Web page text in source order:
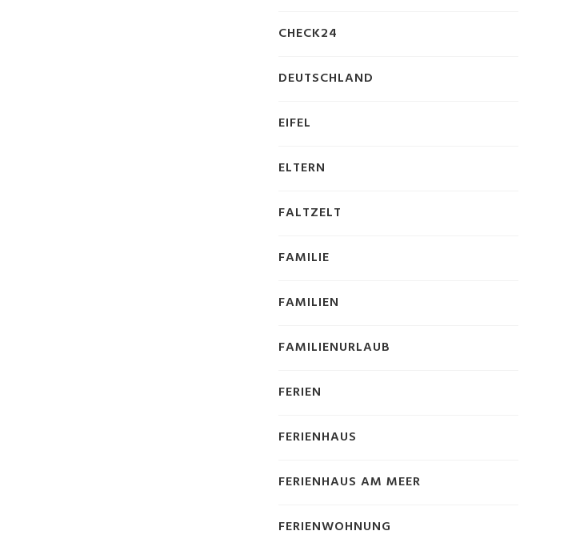
CHECK24
DEUTSCHLAND
EIFEL
ELTERN
FALTZELT
FAMILIE
FAMILIEN
FAMILIENURLAUB
FERIEN
FERIENHAUS
FERIENHAUS AM MEER
FERIENWOHNUNG